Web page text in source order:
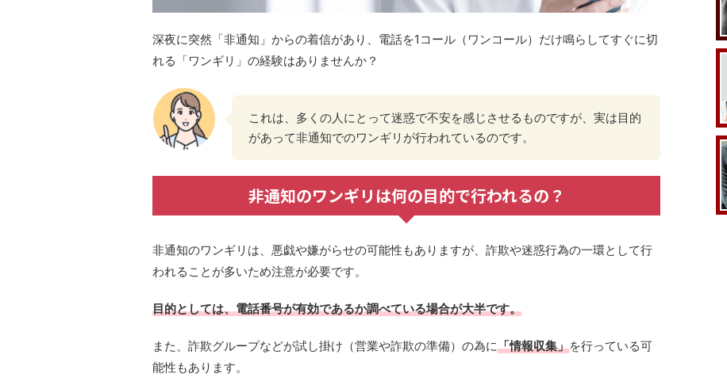
深夜に突然「非通知」からの着信があり、電話を1コール（ワンコール）だけ鳴らしてすぐに切
れる「ワンギリ」の経験はありませんか？
これは、多くの人にとって迷惑で不安を感じさせるものですが、実は目的
があって非通知でのワンギリが行われているのです。
非通知のワンギリは何の目的で行われるの？
非通知のワンギリは、悪戯や嫌がらせの可能性もありますが、詐欺や迷惑行為の一環として行
われることが多いため注意が必要です。
目的としては、電話番号が有効であるか調べている場合が大半です。
また、詐欺グループなどが試し掛け（営業や詐欺の準備）の為に「情報収集」を行っている可
能性もあります。